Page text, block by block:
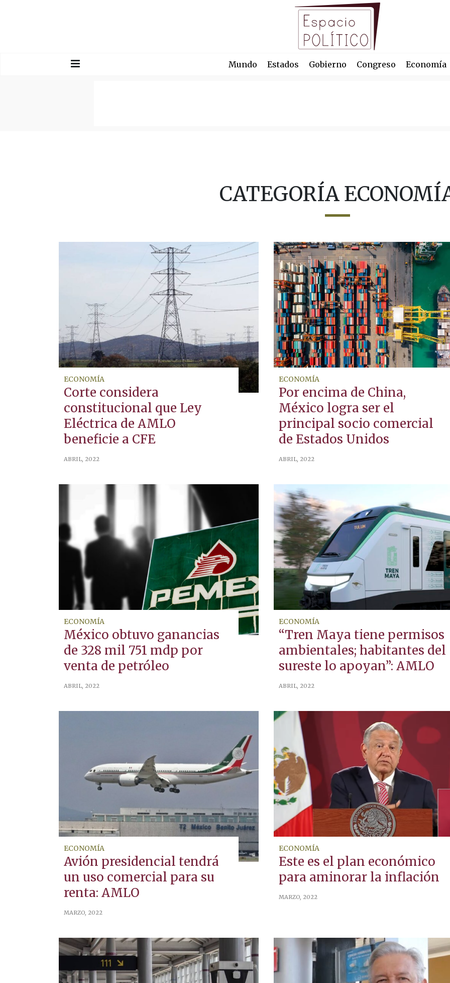
Mundo Estados Gobierno Congreso Economía
CATEGORÍA
ECONOMÍA
Corte considera
constitucional que Ley
Eléctrica de AMLO
beneficie a CFE
ABRIL, 2022
ECONOMÍA
Por encima de China,
México logra ser el
principal socio comercial
de Estados Unidos
ABRIL, 2022
ECONOMÍA
México obtuvo ganancias
de 328 mil 751 mdp por
venta de petróleo
ABRIL, 2022
ECONOMÍA
“Tren Maya tiene permisos
ambientales; habitantes del
sureste lo apoyan”: AMLO
ABRIL, 2022
ECONOMÍA
Avión presidencial tendrá
un uso comercial para su
renta: AMLO
MARZO, 2022
ECONOMÍA
Este es el plan económico
para aminorar la inflación
MARZO, 2022